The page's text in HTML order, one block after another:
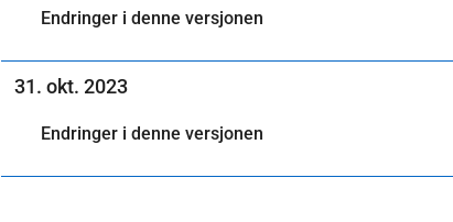
Endringer i denne versjonen
31. okt. 2023
Endringer i denne versjonen